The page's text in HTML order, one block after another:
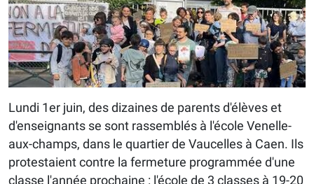
Lundi 1er juin, des dizaines de parents d'élèves et
d'enseignants se sont rassemblés à l'école Venelle-
aux-champs, dans le quartier de Vaucelles à Caen. Ils
protestaient contre la fermeture programmée d'une
classe l'année prochaine : l'école de 3 classes à 19-20